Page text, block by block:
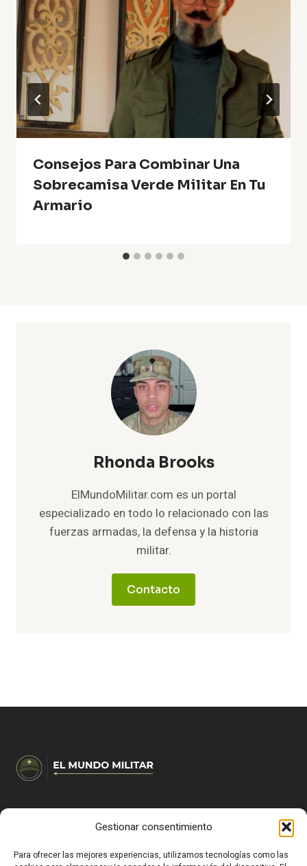
Gestionar consentimiento
Para ofrecer las mejores experiencias, utilizamos tecnologías como las
Consejos Para Combinar Una
Sobrecamisa Verde Militar En Tu
Armario
Rhonda Brooks
ElMundoMilitar.com es un portal
especializado en todo lo relacionado con las
fuerzas armadas, la defensa y la historia
militar.
Contacto
CARRERA MILITAR Y FORMACIÓN
VIDA MILITAR EN ESPAÑA